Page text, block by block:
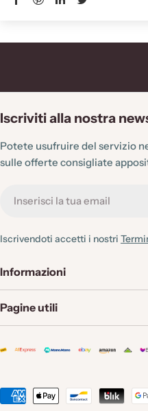
Iscriviti alla nostra
Potete usufruire del servizio
sulle offerte consigliate
mail
Iscrivendoti accetti i nostri
Informazioni
Pagine utili
Metodi